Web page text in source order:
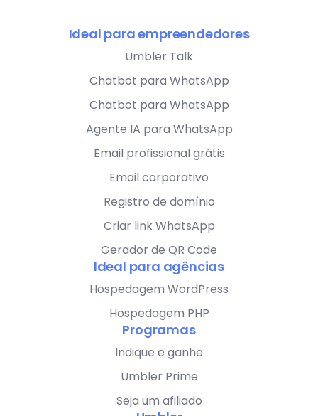
Ideal para empreendedores
Umbler Talk
Chatbot para WhatsApp
Chatbot para WhatsApp
Agente IA para WhatsApp
Email profissional grátis
Email corporativo
Registro de domínio
Criar link WhatsApp
Gerador de QR Code
Ideal para agências
Hospedagem WordPress
Hospedagem PHP
Programas
Indique e ganhe
Umbler Prime
Seja um afiliado